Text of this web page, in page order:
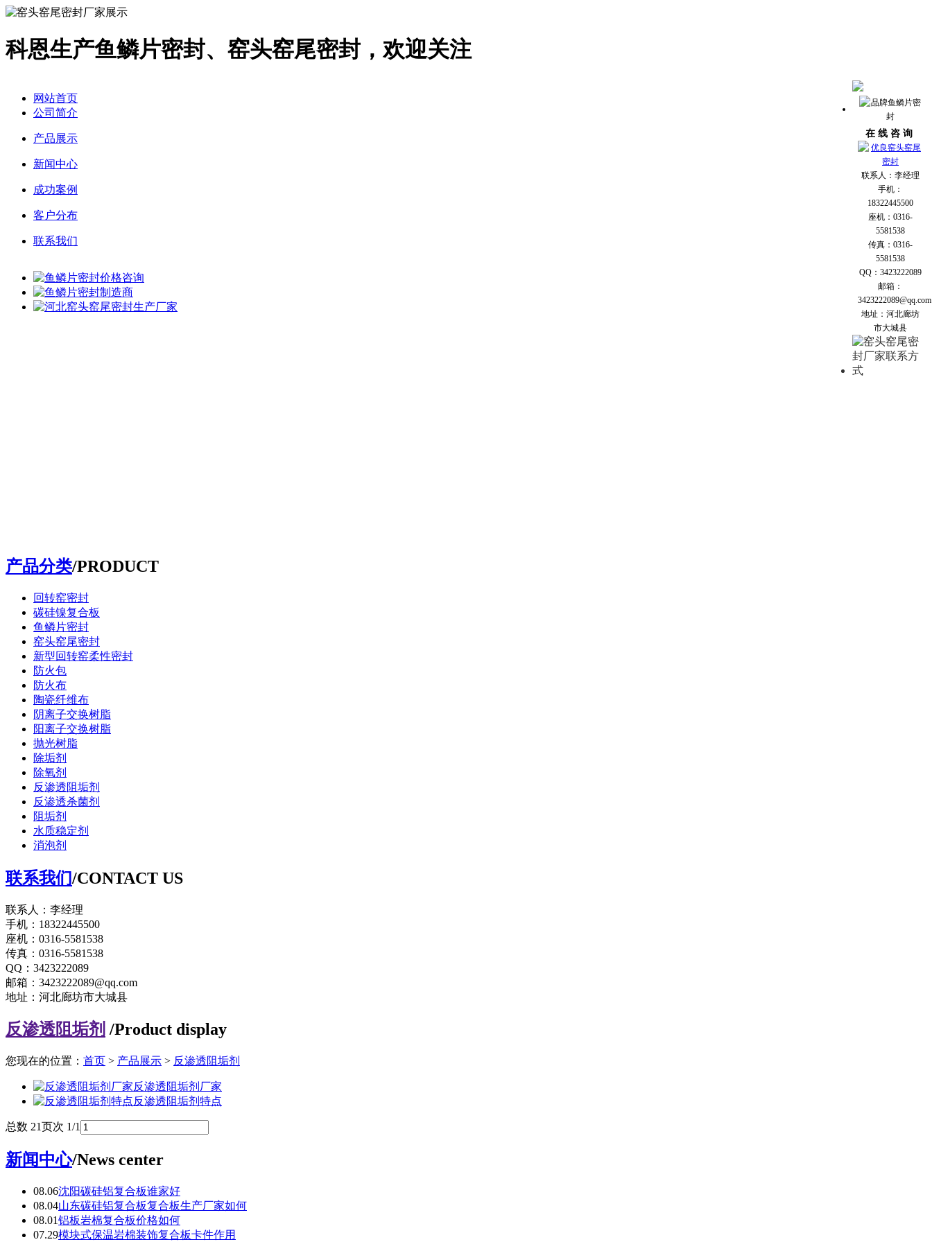
科恩生产鱼鳞片密封、窑头窑尾密封，欢迎关注
网站首页
公司简介
产品展示
新闻中心
成功案例
客户分布
联系我们
产品分类/PRODUCT
回转窑密封
碳硅镍复合板
鱼鳞片密封
窑头窑尾密封
新型回转窑柔性密封
防火包
防火布
陶瓷纤维布
阴离子交换树脂
阳离子交换树脂
抛光树脂
除垢剂
除氧剂
反渗透阻垢剂
反渗透杀菌剂
阻垢剂
水质稳定剂
消泡剂
联系我们/CONTACT US
联系人：李经理
手机：18322445500
座机：0316-5581538
传真：0316-5581538
QQ：3423222089
邮箱：3423222089@qq.com
地址：河北廊坊市大城县
反渗透阻垢剂 /Product display
您现在的位置： 首页 > 产品展示 > 反渗透阻垢剂
反渗透阻垢剂厂家
反渗透阻垢剂特点
总数 21页次 1/1
新闻中心/News center
08.06沈阳碳硅铝复合板谁家好
08.04山东碳硅铝复合板复合板生产厂家如何
08.01铝板岩棉复合板价格如何
07.29模块式保温岩棉装饰复合板卡件作用
在 线 咨 询
联系人：李经理
手机：
18322445500
座机：0316-
5581538
传真：0316-
5581538
QQ：3423222089
邮箱：
3423222089@qq.com
地址：河北廊坊
市大城县